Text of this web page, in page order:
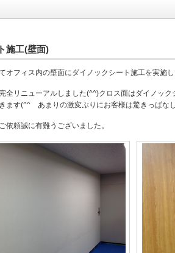
施工(壁面)
オフィス内の壁面にダイノックシート施工を実施し
全リニューアルしました(^^)クロス面はダイノッ
ます(^^ゞあまりの激変ぶりにお客様は驚きっぱな
依頼誠に有難うございました。